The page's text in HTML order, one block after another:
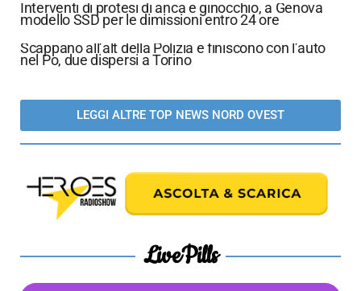
Interventi di protesi di anca e ginocchio, a Genova
modello SSD per le dimissioni entro 24 ore
Scappano all’alt della Polizia e finiscono con l’auto
nel Po, due dispersi a Torino
LEGGI ALTRE TOP NEWS NORD OVEST
LivePills